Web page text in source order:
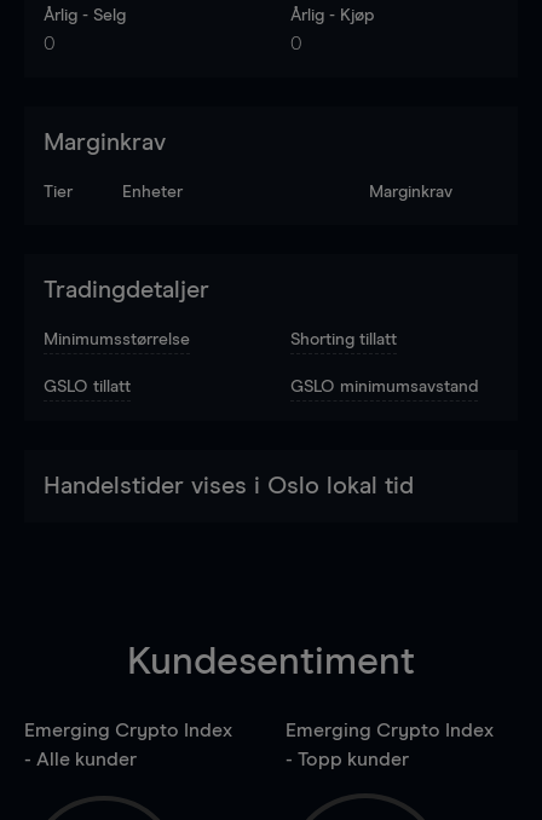
Årlig - Selg
0
Årlig - Kjøp
0
Marginkrav
Tier Enheter Marginkrav
Tradingdetaljer
Minimumsstørrelse Shorting tillatt
GSLO tillatt GSLO minimumsavstand
Handelstider vises i Oslo lokal tid
Kundesentiment
Emerging Crypto Index
- Alle kunder
Emerging Crypto Index
- Topp kunder